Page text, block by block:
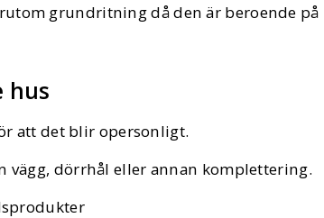
grundritning då den är beroende på
hus
att det blir opersonligt.
vägg, dörrhål eller annan komplettering.